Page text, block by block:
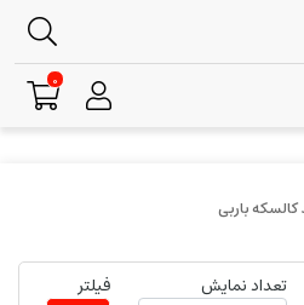
باربی
تعداد نمایش فیلتر
0